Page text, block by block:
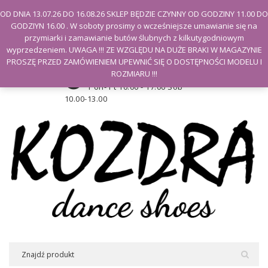
Witamy na stronie Kozdra
Moje konto
Godziny otwarcia sklepu
Pon- Pt 10.00 - 17.00 Sob
10.00-13.00
OD DNIA 13.07.26 DO 16.08.26 SKLEP BĘDZIE CZYNNY OD GODZINY 11.00 DO
GODZIYN 16.00 . W soboty prosimy o wcześniejsze umawianie się na
przymiarki i zamawianie butów ślubnych z kilkutygodniowym
wyprzedzeniem. UWAGA !!! ZE WZGLĘDU NA DUŻE BRAKI W MAGAZYNIE
PROSZĘ PRZED ZAMÓWIENIEM UPEWNIĆ SIĘ O DOSTĘPNOŚCI MODELU I
ROZMIARU !!!